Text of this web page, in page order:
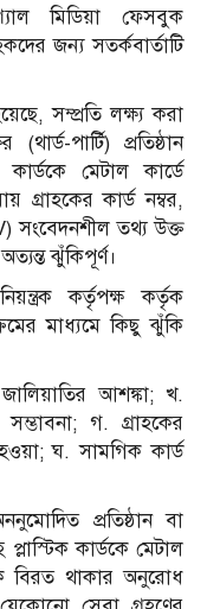
মিডিয়া ফেসবুক
জন্য সতর্কবার্তাটি
সম্প্রতি লক্ষ্য করা
পার্টি) প্রতিষ্ঠান
মেটাল কার্ডে
গ্রাহকের কার্ড নম্বর,
সংবেদনশীল তথ্য উক্ত
ঝুঁকিপূর্ণ।
কর্তৃপক্ষ কর্তৃক
মাধ্যমে কিছু ঝুঁকি
আশঙ্কা; খ.
গ. গ্রাহকের
ঘ. সামগিক কার্ড
প্রতিষ্ঠান বা
প্লাস্টিক কার্ডকে মেটাল
বিরত থাকার অনুরোধ